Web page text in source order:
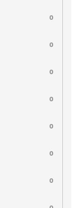
0
0
0
0
0
0
0